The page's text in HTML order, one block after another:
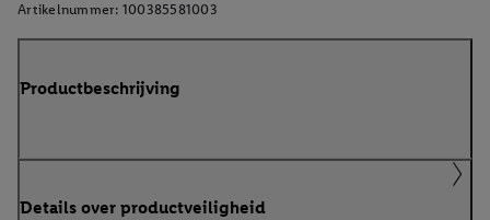
Artikelnummer: 100385581003
Productbeschrijving
Details over productveiligheid